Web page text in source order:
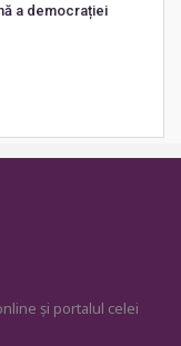
a democrației
și portalul celei